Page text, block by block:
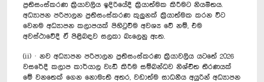
ප්‍රතිසංස්කරණ ක්‍රියාවලිය ඉදිරියේදී ක්‍රියාත්මක කිරීමට නියමිතය.
අධ්‍යාපන පරිපාලන ප්‍රතිසංස්කරණ කුලුනක් ක්‍රියාත්මක කරන විට
වෙනම අධ්‍යාපන කලාපයක් පිහිටුවීම අවශ්‍ය වේ නම්, එම
අවස්ථාවේදී ඒ පිළිබඳව සලකා බැලෙනු ඇත.
(ii) · නව අධ්‍යාපන පරිපාලන ප්‍රතිසංස්කරණ ක්‍රියාවලිය යටතේ 2026
වසරේදී කලාප කාර්යාල වැඩි කිරීම සම්බන්ධව නිශ්චිත තීරණයක්
මේ වනතෙක් ගෙන නොමැති අතර, වඩාත්ම සාධනීය අයුරින් අධ්‍යාපන